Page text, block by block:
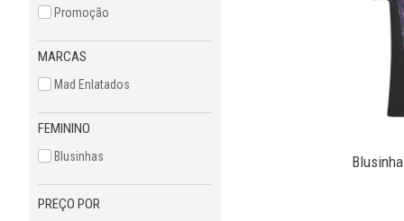
Promoção
MARCAS
Mad Enlatados
FEMININO
Blusinhas
PREÇO POR